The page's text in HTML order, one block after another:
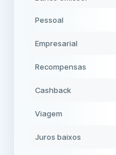
Pessoal
Empresarial
Recompensas
Cashback
Viagem
Juros baixos